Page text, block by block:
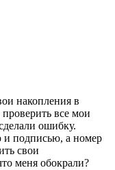
накопления в
все мои
ошибку.
и подписью, а номер
свои
меня обокрали?